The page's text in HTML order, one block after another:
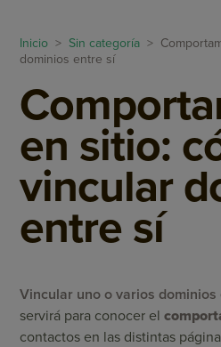
Inicio > Sin categoría >
dominios entre sí
en sitio:
vincular
entre sí
Vincular uno o varios dominios
servirá para conocer el
contactos en las distintas